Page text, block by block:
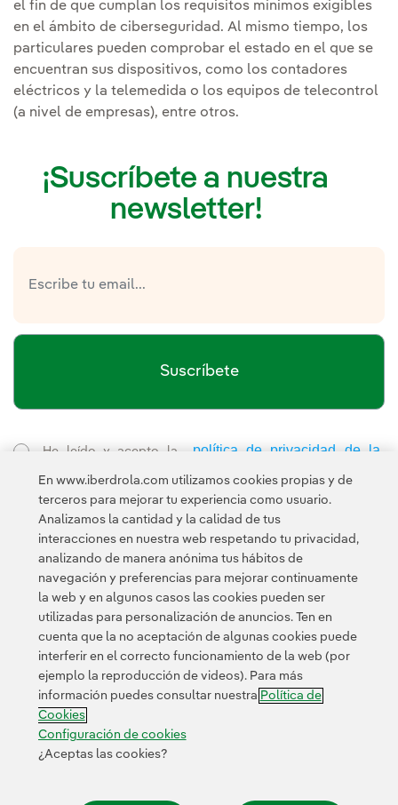
el fin de que cumplan los requisitos mínimos exigibles
en el ámbito de ciberseguridad. Al mismo tiempo, los
particulares pueden comprobar el estado en el que se
encuentran sus dispositivos, como los contadores
eléctricos y la telemedida o los equipos de telecontrol
(a nivel de empresas), entre otros.
¡Suscríbete a nuestra
newsletter!
Suscríbete
He leído y acepto la
política de privacidad de la
Newsletter
Enlace externo, se abre en ventana nueva.
Esta página está protegida por reCAPTCHA y se aplican la
Política de privacidad y los
Contacta Clientes Política de Privacidad Información legal
Política de cookies Configuración de cookies Accesibilidad
Canal de denuncias
© 2026 Iberdrola, S.A. Reservados todos los derechos.
En www.iberdrola.com utilizamos cookies propias y de
terceros para mejorar tu experiencia como usuario.
Analizamos la cantidad y la calidad de tus
interacciones en nuestra web respetando tu privacidad,
analizando de manera anónima tus hábitos de
navegación y preferencias para mejorar continuamente
la web y en algunos casos las cookies pueden ser
utilizadas para personalización de anuncios. Ten en
cuenta que la no aceptación de algunas cookies puede
interferir en el correcto funcionamiento de la web (por
ejemplo la reproducción de videos). Para más
información puedes consultar nuestra Política de
Cookies
Configuración de cookies
¿Aceptas las cookies?